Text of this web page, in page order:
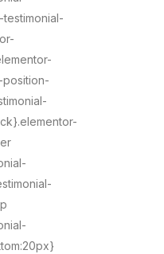
position-